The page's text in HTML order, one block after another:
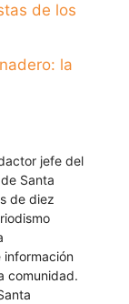
de los
la
jefe del
Santa
de diez
información
comunidad.